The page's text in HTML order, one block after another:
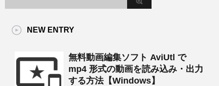
NEW ENTRY
無料動画編集ソフト AviUtl で
mp4 形式の動画を読み込み・出力
する方法【Windows】